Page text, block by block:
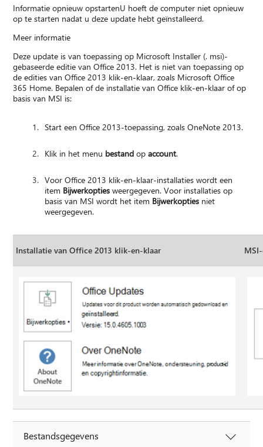
Informatie opnieuw opstartenU hoeft de computer niet opnieuw
op te starten nadat u deze update hebt geïnstalleerd.
Meer informatie
Deze update is van toepassing op Microsoft Installer (. msi)-
gebaseerde editie van Office 2013. Het is niet van toepassing op
de edities van Office 2013 klik-en-klaar, zoals Microsoft Office
365 Home. Bepalen of de installatie van Office klik-en-klaar of op
basis van MSI is:
Start een Office 2013-toepassing, zoals OneNote 2013.
Klik in het menu bestandopaccount.
Voor Office 2013 klik-en-klaar-installaties wordt een
item Bijwerkoptiesweergegeven. Voor installaties op
basis van MSI wordt het item Bijwerkopties niet
weergegeven.
Installatie van Office 2013 klik-en-klaar
Bestandsgegevens